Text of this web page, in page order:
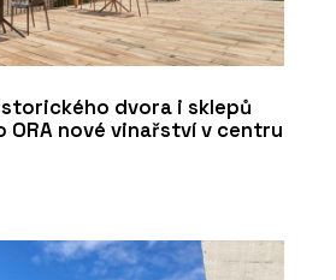
dvora i sklepů
nové vinařství v centru